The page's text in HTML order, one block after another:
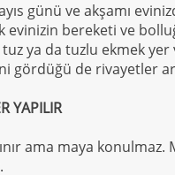
günü ve akşamı
evinizin bereketi‬ ve
tuz ya da tuzlu ekmek
gördüğü de rivayetler
YAPILIR
ama maya